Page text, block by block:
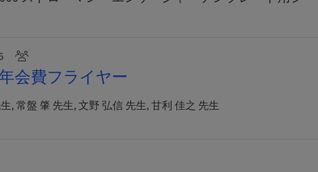
会費フライヤー
, 常盤 肇 先生, 文野 弘信 先生, 甘利 佳之 先生